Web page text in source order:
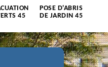
45
POSE D'ABRIS
DE JARDIN 45